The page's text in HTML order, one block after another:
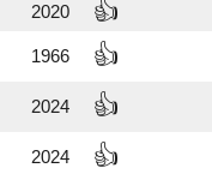
2020 👍
1966 👍
2024 👍
2024 👍